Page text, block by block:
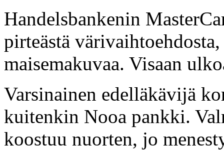
Handelsbankenin
pirteästä
maisemakuvaa. Visaan
Varsinainen edelläkävijä
kuitenkin Nooa pankki.
koostuu nuorten, jo